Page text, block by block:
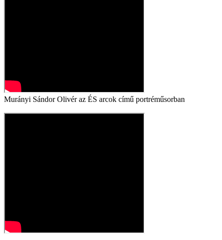
Murányi Sándor Olivér az ÉS arcok című portréműsorban